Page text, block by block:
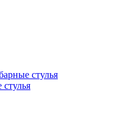
стулья